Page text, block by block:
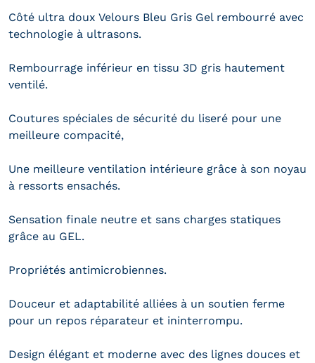
Côté ultra doux Velours Bleu Gris Gel rembourré avec
technologie à ultrasons.
Rembourrage inférieur en tissu 3D gris hautement
ventilé.
Coutures spéciales de sécurité du liseré pour une
meilleure compacité,
Une meilleure ventilation intérieure grâce à son noyau
à ressorts ensachés.
Sensation finale neutre et sans charges statiques
grâce au GEL.
Propriétés antimicrobiennes.
Douceur et adaptabilité alliées à un soutien ferme
pour un repos réparateur et ininterrompu.
Design élégant et moderne avec des lignes douces et